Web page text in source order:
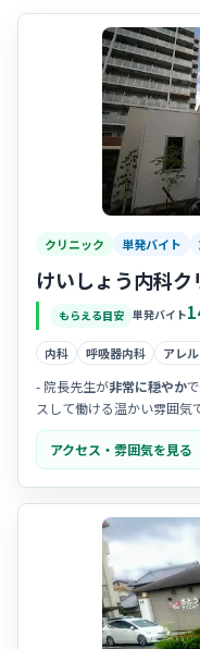
クリニック 単発バイト
けいしょう内科ク
もらえる目安 単発バイト
内科 呼吸器内科 アレ
- 院長先生が非常に穏やか
スして働ける温かい雰囲気
- 地域の方々から「親身で
患者様との会話も弾む職場
- スタッフ間のチームワーク
アクセス・雰囲気を見る